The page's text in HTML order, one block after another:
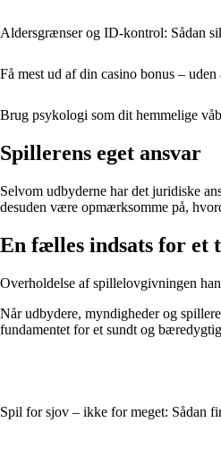
Aldersgrænser og ID-kontrol: Sådan
Få mest ud af din casino bonus –
Brug psykologi som dit hemmelige
Spillerens eget ansvar
Selvom udbyderne har det juridiske
desuden være opmærksomme på,
En fælles indsats for et
Overholdelse af spillelovgivningen
Når udbydere, myndigheder og
fundamentet for et sundt og
Spil for sjov – ikke for meget: Sådan